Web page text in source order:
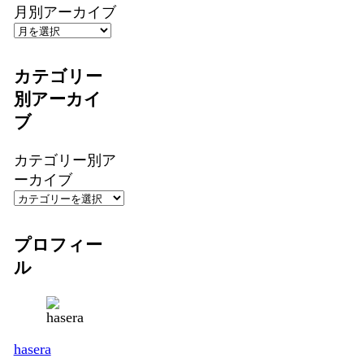
月別アーカイブ
カテゴリー
別アーカイ
ブ
カテゴリー別ア
ーカイブ
プロフィー
ル
hasera